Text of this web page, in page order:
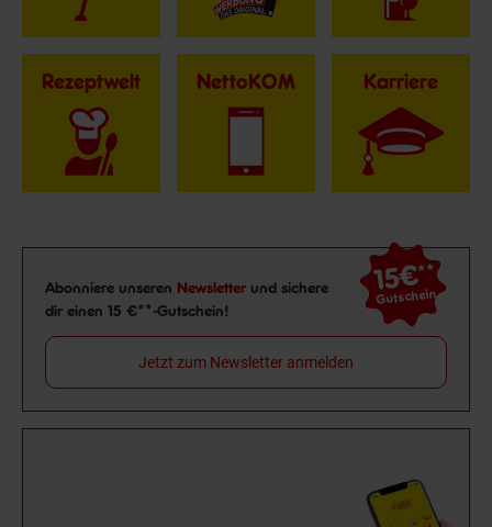
Rezeptwelt NettoKOM Karriere
Newsletter Anmeldung
Abonniere unseren Newsletter und sichere
dir einen 15 €**-Gutschein!
15€**
Gutschein
Jetzt zum Newsletter anmelden